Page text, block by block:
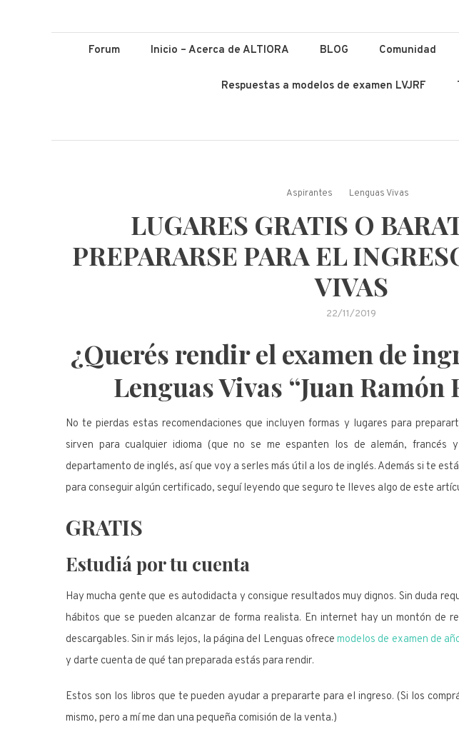
ALTIORA – Educación
Forum Inicio – Acerca de ALTIORA BLOG Comunidad
Respuestas a modelos de examen LVJRF
Aspirantes Lenguas Vivas
LUGARES GRATIS O
PREPARARSE PARA EL
VIVAS
22/11/2019
¿Querés rendir el examen de
Lenguas Vivas “Juan Ramón
No te pierdas estas recomendaciones que incluyen formas y lugares para
sirven para cualquier idioma (que no se me espanten los de alemán, francés
departamento de inglés, así que voy a serles más útil a los de inglés. Además si te
para conseguir algún certificado, seguí leyendo que seguro te lleves algo de este
GRATIS
Estudiá por tu cuenta
Hay mucha gente que es autodidacta y consigue resultados muy dignos. Sin duda
hábitos que se pueden alcanzar de forma realista. En internet hay un montón de
descargables. Sin ir más lejos, la página del Lenguas ofrecemodelos de examen de
y darte cuenta de qué tan preparada estás para rendir.
Estos son los libros que te pueden ayudar a prepararte para el ingreso. (Si los
mismo, pero a mí me dan una pequeña comisión de la venta.)